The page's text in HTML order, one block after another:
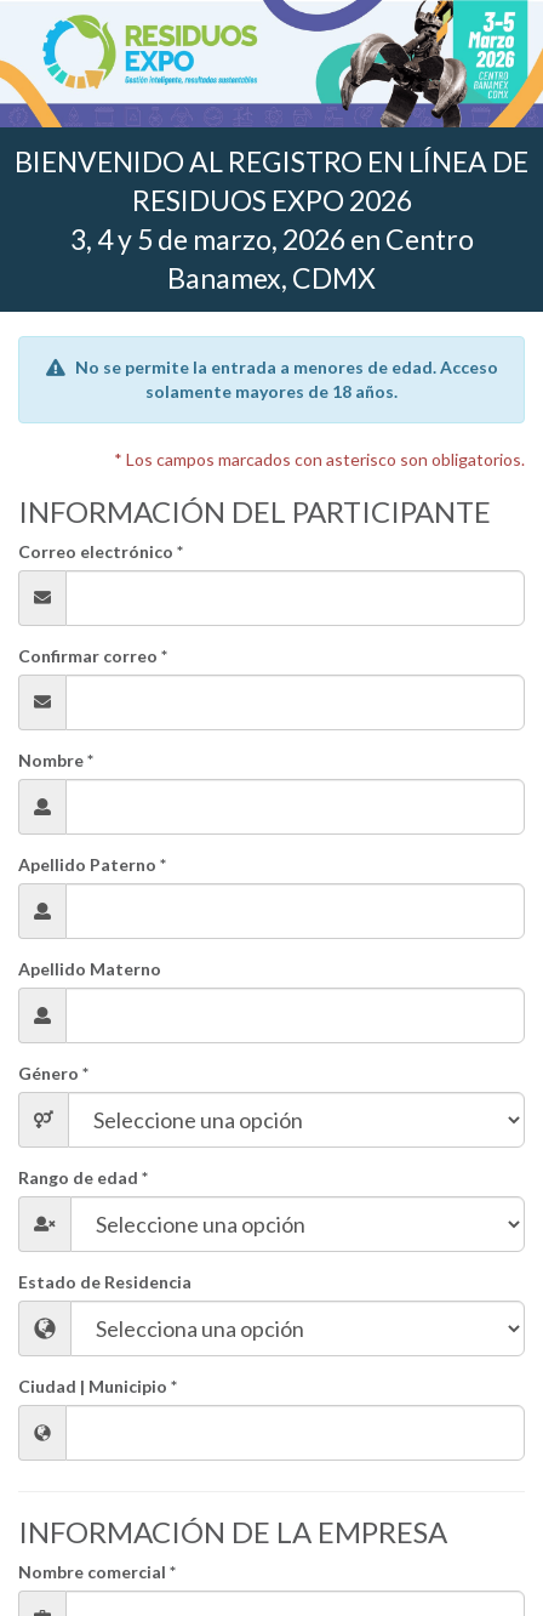
BIENVENIDO AL REGISTRO EN LÍNEA DE
RESIDUOS EXPO 2026
3, 4 y 5 de marzo, 2026 en Centro
Banamex, CDMX
No se permite la entrada a menores de edad. Acceso
solamente mayores de 18 años.
* Los campos marcados con asterisco son obligatorios.
INFORMACIÓN DEL PARTICIPANTE
Correo electrónico *
Confirmar correo *
Nombre *
Apellido Paterno *
Apellido Materno
Género *
Rango de edad *
Estado de Residencia
Ciudad | Municipio *
INFORMACIÓN DE LA EMPRESA
Nombre comercial *